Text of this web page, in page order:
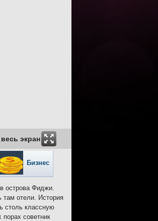
экран
Бизнес
острова Фиджи.
там отели. История
столь классную
советник